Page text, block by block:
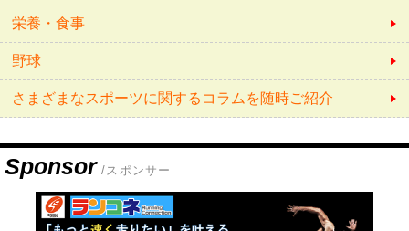
栄養・食事
野球
さまざまなスポーツに関するコラムを随時ご紹介
Sponsor /スポンサー